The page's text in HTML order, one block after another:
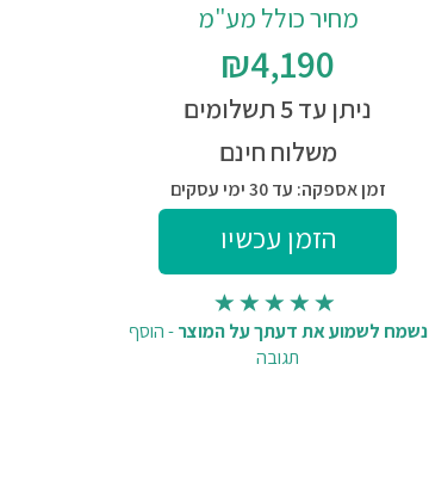
מחיר כולל מע"מ
₪4,190
ניתן עד 5 תשלומים
משלוח חינם
זמן אספקה: עד 30 ימי עסקים
נשמח לשמוע את דעתך על המוצר-הוסף
תגובה